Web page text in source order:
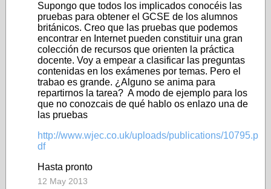
Supongo que todos los implicados conocéis las
pruebas para obtener el GCSE de los alumnos
británicos. Creo que las pruebas que podemos
encontrar en Internet pueden constituir una gran
colección de recursos que orienten la práctica
docente. Voy a empear a clasificar las preguntas
contenidas en los exámenes por temas. Pero el
trabao es grande. ¿Alguno se anima para
repartirnos la tarea? A modo de ejemplo para los
que no conozcais de qué hablo os enlazo una de
las pruebas
http://www.wjec.co.uk/uploads/publications/10795.p
df
Hasta pronto
12 May 2013